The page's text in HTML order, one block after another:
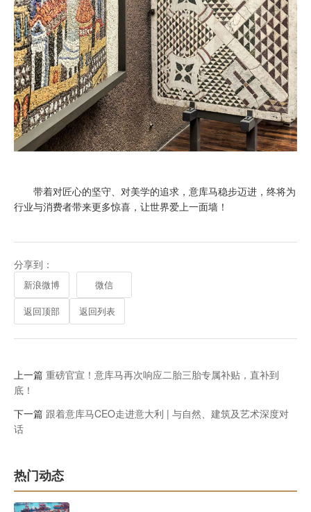
带着对匠心的坚守、对美学的追求，意库马稳步迈进，终将为
行业与消费者带来更多惊喜，让世界爱上一面墙！
分享到：
新浪微博
微信
返回顶部
返回列表
上一篇 重磅官宣！意库马再次响应二胎三胎专属补贴，直补到
底！
下一篇 跟着意库马CEO走进意大利 | 与自然、建筑及艺术深度对
话
热门动态